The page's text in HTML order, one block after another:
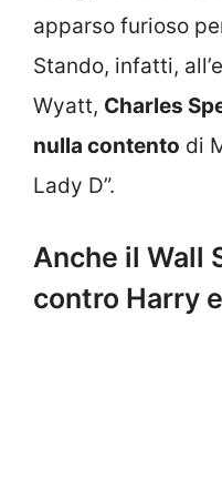
apparso furioso
Stando, infatti,
Wyatt, Charles
nulla contento di
Lady D”.
Anche il Wall
contro Harry